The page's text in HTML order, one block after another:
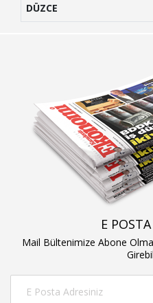
DÜZCE
E
Mail Bültenimize Abone